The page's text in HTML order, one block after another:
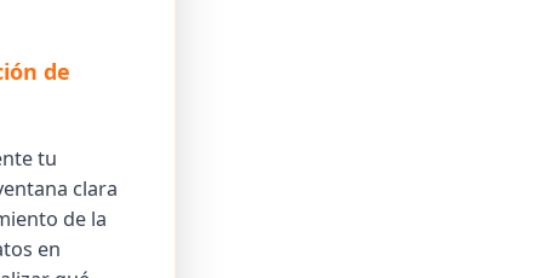
de
tu
clara
de la
en